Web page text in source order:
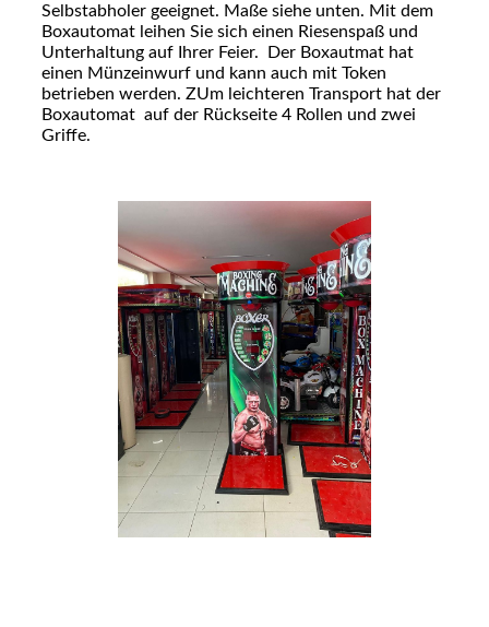
Selbstabholer geeignet. Maße siehe unten. Mit dem
Boxautomat leihen Sie sich einen Riesenspaß und
Unterhaltung auf Ihrer Feier. Der Boxautmat hat
einen Münzeinwurf und kann auch mit Token
betrieben werden. ZUm leichteren Transport hat der
Boxautomat auf der Rückseite 4 Rollen und zwei
Griffe.